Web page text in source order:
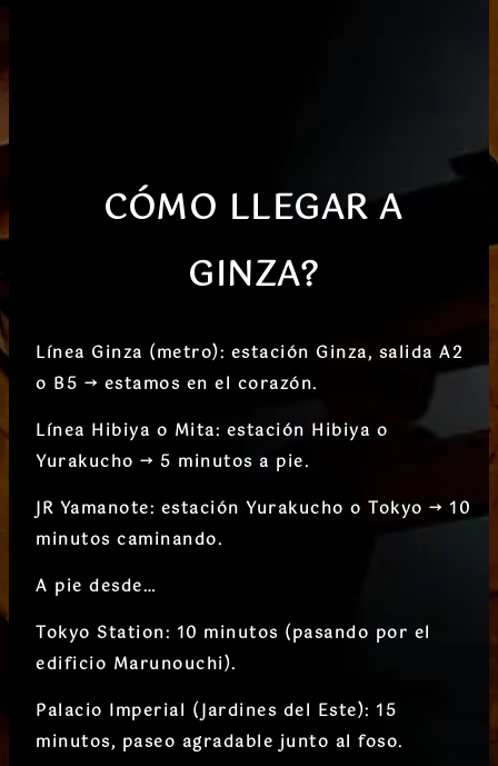
CÓMO LLEGAR A
GINZA?
Línea Ginza (metro): estación Ginza, salida A2
o B5 → estamos en el corazón.
Línea Hibiya o Mita: estación Hibiya o
Yurakucho → 5 minutos a pie.
JR Yamanote: estación Yurakucho o Tokyo → 10
minutos caminando.
A pie desde…
Tokyo Station: 10 minutos (pasando por el
edificio Marunouchi).
Palacio Imperial (Jardines del Este): 15
minutos, paseo agradable junto al foso.